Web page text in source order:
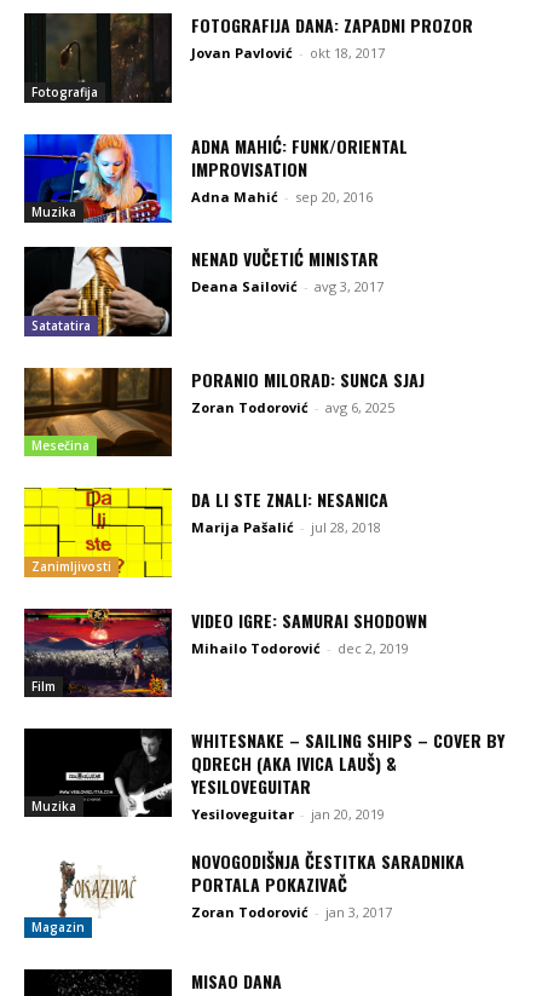
Fotografija
FOTOGRAFIJA DANA: ZAPADNI PROZOR
Jovan Pavlović - okt 18, 2017
Muzika
ADNA MAHIĆ: FUNK/ORIENTAL
IMPROVISATION
Adna Mahić - sep 20, 2016
Satatatira
NENAD VUČETIĆ MINISTAR
Deana Sailović - avg 3, 2017
Mesečina
PORANIO MILORAD: SUNCA SJAJ
Zoran Todorović - avg 6, 2025
Zanimljivosti
DA LI STE ZNALI: NESANICA
Marija Pašalić - jul 28, 2018
Film
VIDEO IGRE: SAMURAI SHODOWN
Mihailo Todorović - dec 2, 2019
Muzika
WHITESNAKE – SAILING SHIPS – COVER BY
QDRECH (AKA IVICA LAUŠ) &
YESILOVEGUITAR
Yesiloveguitar - jan 20, 2019
Magazin
NOVOGODIŠNJA ČESTITKA SARADNIKA
PORTALA POKAZIVAČ
Zoran Todorović - jan 3, 2017
MISAO DANA